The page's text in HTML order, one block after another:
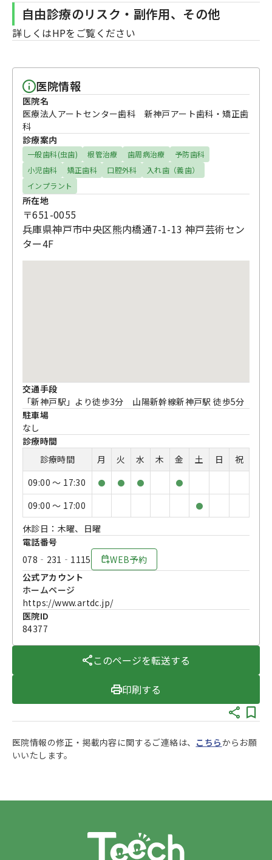
自由診療のリスク・副作用、その他
詳しくはHPをご覧ください
医院情報
医院名
医療法人アートセンター歯科 新神戸アート歯科・矯正歯
科
診療案内
一般歯科(虫歯) 根管治療 歯周病治療
予防歯科
小児歯科
矯正歯科 口腔外科
入れ歯（義歯）
インプラント
所在地
〒651-0055
兵庫県神戸市中央区熊内橋通7-1-13 神戸芸術セン
ター4F
交通手段
「新神戸駅」より徒歩3分 山陽新幹線新神戸駅 徒歩5分
駐車場
なし
診療時間
診療時間
月 火 水 木 金 土 日
祝
09:00 〜 17:30
● ● ● ●
09:00 〜 17:00 ●
休診日：木曜、日曜
電話番号
078‐231‐1115
WEB予約
公式アカウント
ホームページ
https://www.artdc.jp/
医院ID
84377
このページを転送する
印刷する
医院情報の修正・掲載内容に関するご連絡は、 こちらからお願
いいたします。